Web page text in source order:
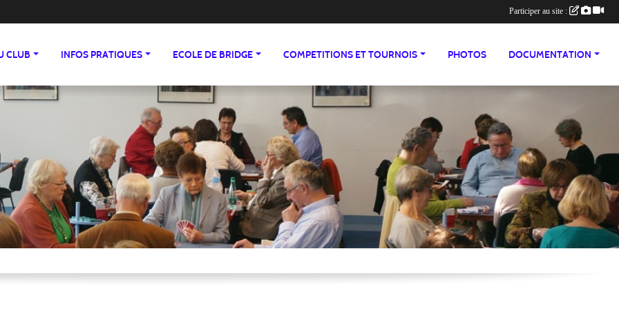
CLUB INFOS PRATIQUES ECOLE DE BRIDGE COMPETITIONS ET TOURNOIS PHOTOS DOCUMENTATION
Participer au site :